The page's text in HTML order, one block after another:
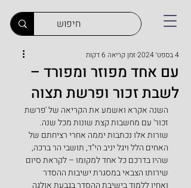
עם אחד מפוזר ומפורד –
לשבת זכור ופרשת תצוה
4 בספט׳ 2024 זמן קריאה 6 דקות
השנה אקרא ואשמע את הקריאה של 'פרשת
זכור' עם מחשבות קצת שונות מכל שנה.
שורות אלו נכתבות יממה אחרי רציחתם של
האחים הלל ויגל יניב הי"ד, תושבי הר ברכה,
שהיו בדרכם כל אחד למקומו – לקראת סיום
שירותו הצבאי במסגרת ישיבות ההסדר
ואחיו ללמוד בישיבת ההסדר בגבעת אולגה